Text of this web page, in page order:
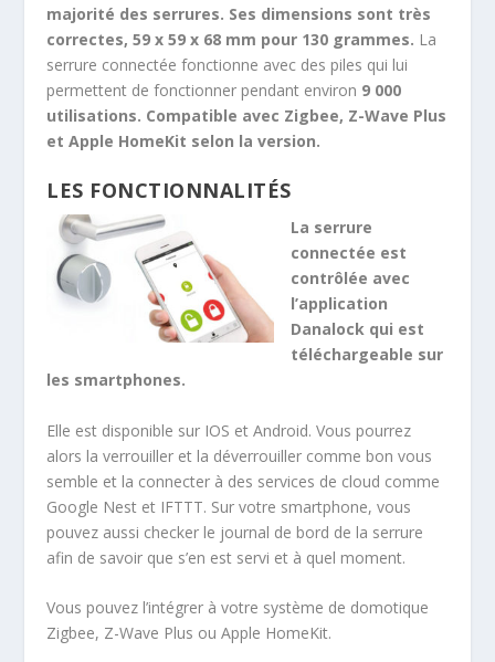
majorité des serrures. Ses dimensions sont très
correctes, 59 x 59 x 68 mm pour 130 grammes. La
serrure connectée fonctionne avec des piles qui lui
permettent de fonctionner pendant environ 9 000
utilisations. Compatible avec Zigbee, Z-Wave Plus
et Apple HomeKit selon la version.
LES FONCTIONNALITÉS
La serrure
connectée est
contrôlée avec
l’application
Danalock qui est
téléchargeable sur
les smartphones.
Elle est disponible sur IOS et Android. Vous pourrez
alors la verrouiller et la déverrouiller comme bon vous
semble et la connecter à des services de cloud comme
Google Nest et IFTTT. Sur votre smartphone, vous
pouvez aussi checker le journal de bord de la serrure
afin de savoir que s’en est servi et à quel moment.
Vous pouvez l’intégrer à votre système de domotique
Zigbee, Z-Wave Plus ou Apple HomeKit.